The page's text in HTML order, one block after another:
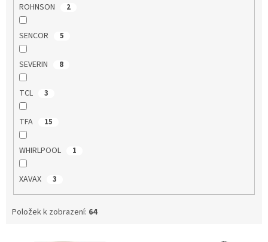
ROHNSON 2
SENCOR 5
SEVERIN 8
TCL 3
TFA 15
WHIRLPOOL 1
XAVAX 3
Položek k zobrazení: 64